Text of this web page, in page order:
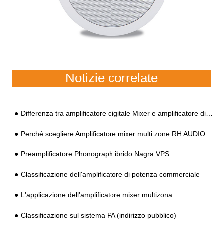
Notizie correlate
Differenza tra amplificatore digitale Mixer e amplificatore di indirizzo pubblico digitale
Perché scegliere Amplificatore mixer multi zone RH AUDIO
Preamplificatore Phonograph ibrido Nagra VPS
Classificazione dell'amplificatore di potenza commerciale
L'applicazione dell'amplificatore mixer multizona
Classificazione sul sistema PA (indirizzo pubblico)